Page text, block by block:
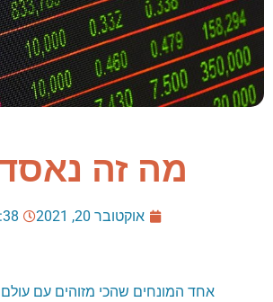
מה זה
אוקטובר 20, 2021
אחד המונחים שהכי מזוהים עם